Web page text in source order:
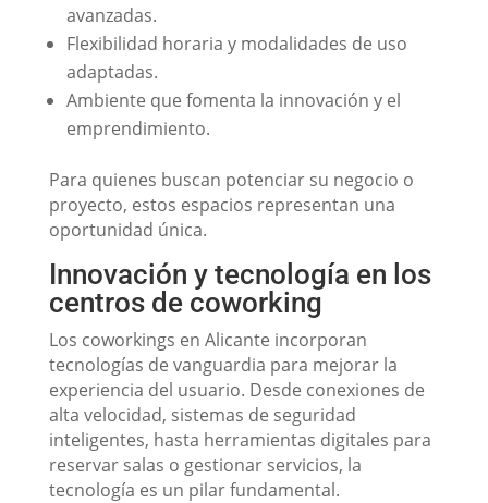
avanzadas.
Flexibilidad horaria y modalidades de uso
adaptadas.
Ambiente que fomenta la innovación y el
emprendimiento.
Para quienes buscan potenciar su negocio o
proyecto, estos espacios representan una
oportunidad única.
Innovación y tecnología en los
centros de coworking
Los coworkings en Alicante incorporan
tecnologías de vanguardia para mejorar la
experiencia del usuario. Desde conexiones de
alta velocidad, sistemas de seguridad
inteligentes, hasta herramientas digitales para
reservar salas o gestionar servicios, la
tecnología es un pilar fundamental.